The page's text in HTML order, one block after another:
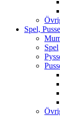
Spel,
Spel